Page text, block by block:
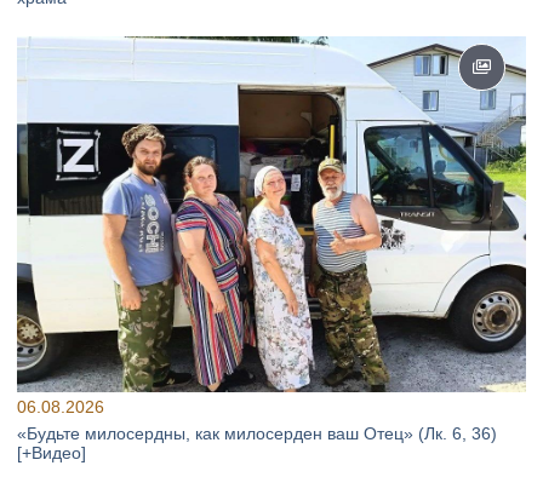
06.08.2026
«Будьте милосердны, как милосерден ваш Отец» (Лк. 6, 36)
[+Видео]